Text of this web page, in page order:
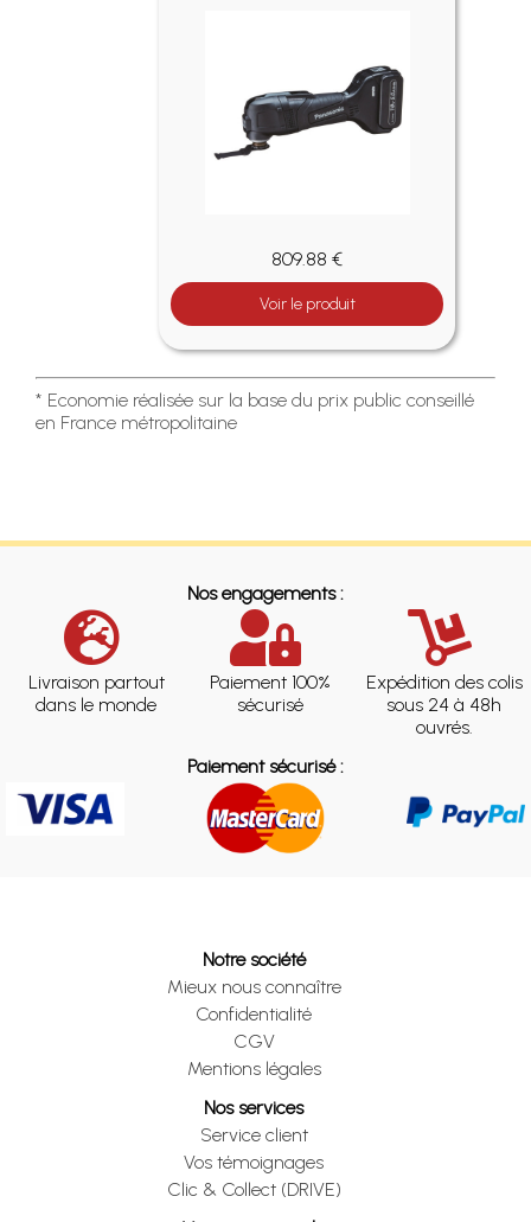
809.88 €
Voir le produit
* Economie réalisée sur la base du prix public conseillé
en France métropolitaine
Nos engagements :
Livraison partout
dans le monde
Paiement 100%
sécurisé
Expédition des colis
sous 24 à 48h
ouvrés.
Paiement sécurisé :
Notre société
Mieux nous connaître
Confidentialité
CGV
Mentions légales
Nos services
Service client
Vos témoignages
Clic & Collect (DRIVE)